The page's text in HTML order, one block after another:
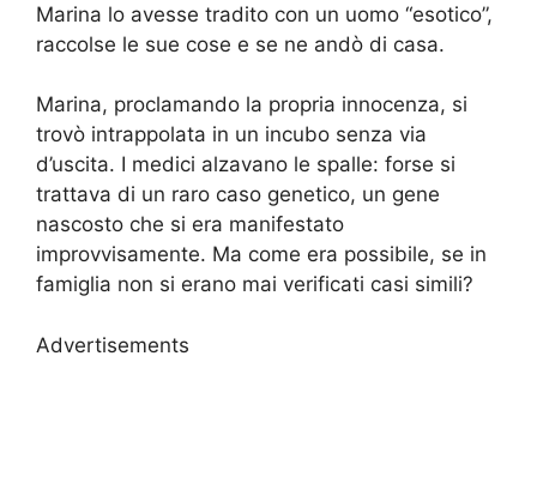
Marina lo avesse tradito con un uomo “esotico”,
raccolse le sue cose e se ne andò di casa.
Marina, proclamando la propria innocenza, si
trovò intrappolata in un incubo senza via
d’uscita. I medici alzavano le spalle: forse si
trattava di un raro caso genetico, un gene
nascosto che si era manifestato
improvvisamente. Ma come era possibile, se in
famiglia non si erano mai verificati casi simili?
Advertisements